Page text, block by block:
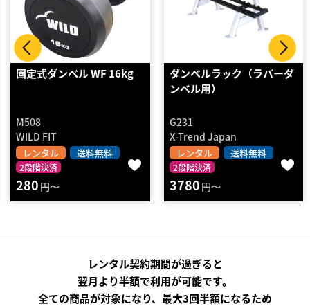
ダンベルラック（ラバーダ
G231
X-Trend Japan
レンタル 送料無料
2段階決済
3780円～
クロ−ムアレ−5kg
D0384
DANNO
レンタル 送料無料
2段階決済
650円～
レンタル契約期間が過ぎると
翌月より半額で利用が可能です。
全ての商品が対象になり、最大3回半額になるため